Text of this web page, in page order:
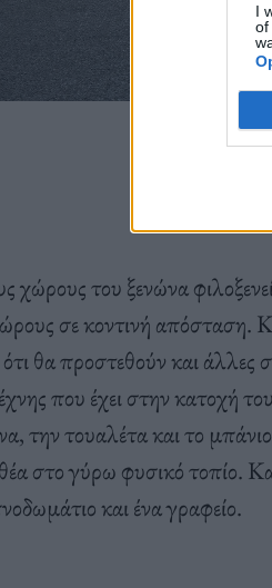
I
of
χώρους του ξενώνα
σε κοντινή απόσταση.
θα προστεθούν και άλλες
που έχει στην κατοχή
την τουαλέτα και το
στο γύρω φυσικό τοπίο.
και ένα γραφείο.